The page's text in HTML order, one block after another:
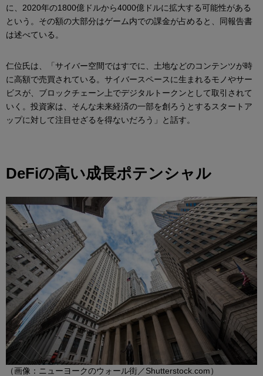
に、2020年の1800億ドルから4000億ドルに拡大する可能性がある
という。その額の大部分はゲーム内での課金が占めると、同報告書
は述べている。
仁位氏は、「サイバー空間ではすでに、土地などのコンテンツが時
に高額で売買されている。サイバースペースに生まれるモノやサー
ビスが、ブロックチェーン上でデジタルトークンとして取引されて
いく。投資家は、そんな未来経済の一部を創ろうとするスタートア
ップに対して注目せざるを得ないだろう」と話す。
DeFiの高い成長ポテンシャル
（画像：ニューヨークのウォール街／Shutterstock.com）